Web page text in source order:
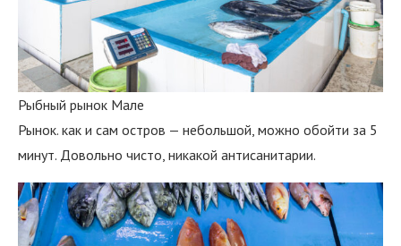
Рыбный рынок Мале
Рынок. как и сам остров — небольшой, можно обойти за 5
минут. Довольно чисто, никакой антисанитарии.